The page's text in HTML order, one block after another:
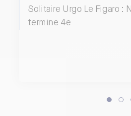
Solitaire Urgo Le Figaro :
termine 4e